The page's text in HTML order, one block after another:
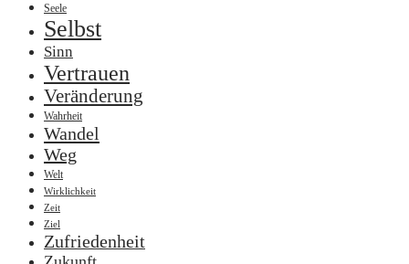
Seele
Selbst
Sinn
Vertrauen
Veränderung
Wahrheit
Wandel
Weg
Welt
Wirklichkeit
Zeit
Ziel
Zufriedenheit